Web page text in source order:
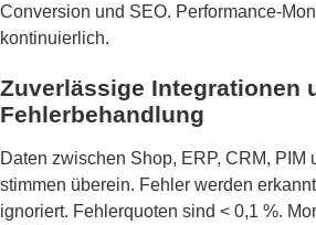
Conversion und SEO. Performance-
kontinuierlich.
Zuverlässige Integrationen
Fehlerbehandlung
Daten zwischen Shop, ERP, CRM, PIM
stimmen überein. Fehler werden
ignoriert. Fehlerquoten sind < 0,1 %.